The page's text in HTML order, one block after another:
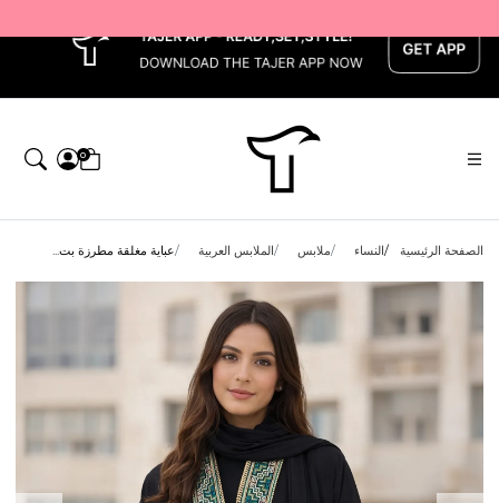
0
الصفحة الرئيسية النساء ملابس الملابس العربية عباية مغلقة مطرزة بت...